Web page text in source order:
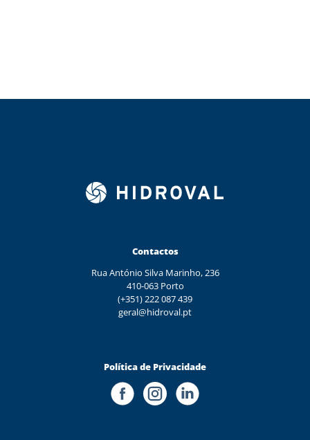
Contactos
Rua António Silva Marinho, 236
410-063 Porto
(+351) 222 087 439
geral@hidroval.pt
Política de Privacidade